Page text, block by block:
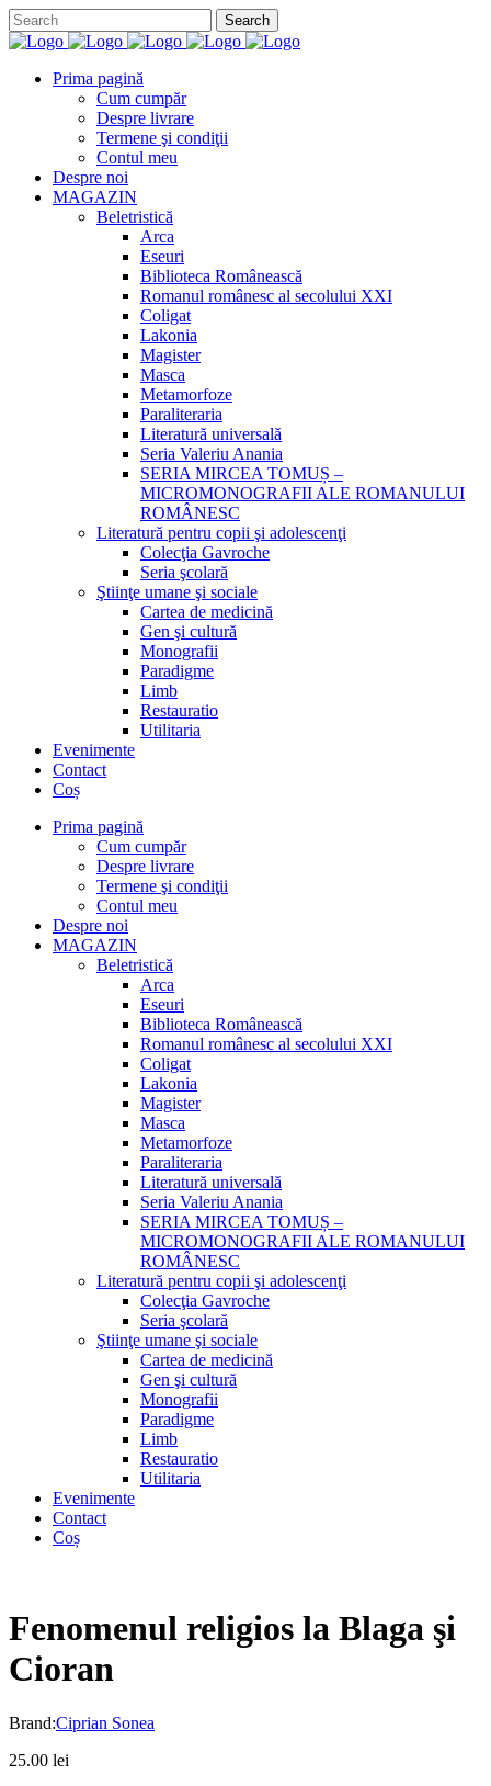
Prima pagină
Cum cumpăr
Despre livrare
Termene şi condiţii
Contul meu
Despre noi
MAGAZIN
Beletristică
Arca
Eseuri
Biblioteca Românească
Romanul românesc al secolului XXI
Coligat
Lakonia
Magister
Masca
Metamorfoze
Paraliteraria
Literatură universală
Seria Valeriu Anania
SERIA MIRCEA TOMUȘ –
MICROMONOGRAFII ALE ROMANULUI
ROMÂNESC
Literatură pentru copii şi adolescenţi
Colecţia Gavroche
Seria şcolară
Ştiinţe umane şi sociale
Cartea de medicină
Gen şi cultură
Monografii
Paradigme
Limb
Restauratio
Utilitaria
Evenimente
Contact
Coș
Prima pagină
Cum cumpăr
Despre livrare
Termene şi condiţii
Contul meu
Despre noi
MAGAZIN
Beletristică
Arca
Eseuri
Biblioteca Românească
Romanul românesc al secolului XXI
Coligat
Lakonia
Magister
Masca
Metamorfoze
Paraliteraria
Literatură universală
Seria Valeriu Anania
SERIA MIRCEA TOMUȘ –
MICROMONOGRAFII ALE ROMANULUI
ROMÂNESC
Literatură pentru copii şi adolescenţi
Colecţia Gavroche
Seria şcolară
Ştiinţe umane şi sociale
Cartea de medicină
Gen şi cultură
Monografii
Paradigme
Limb
Restauratio
Utilitaria
Evenimente
Contact
Coș
Fenomenul religios la Blaga şi
Cioran
Brand:Ciprian Sonea
25.00 lei